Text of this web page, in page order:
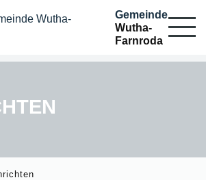
Gemeinde
Wutha-
Farnroda